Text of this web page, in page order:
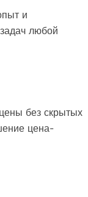
и
любой
без скрытых
цена-